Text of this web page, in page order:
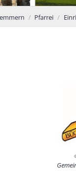
Pfarrei